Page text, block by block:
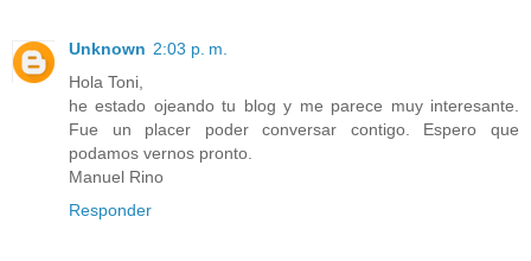
Unknown 2:03 p. m.
Hola Toni,
he estado ojeando tu blog y me parece muy interesante.
Fue un placer poder conversar contigo. Espero que
podamos vernos pronto.
Manuel Rino
Responder